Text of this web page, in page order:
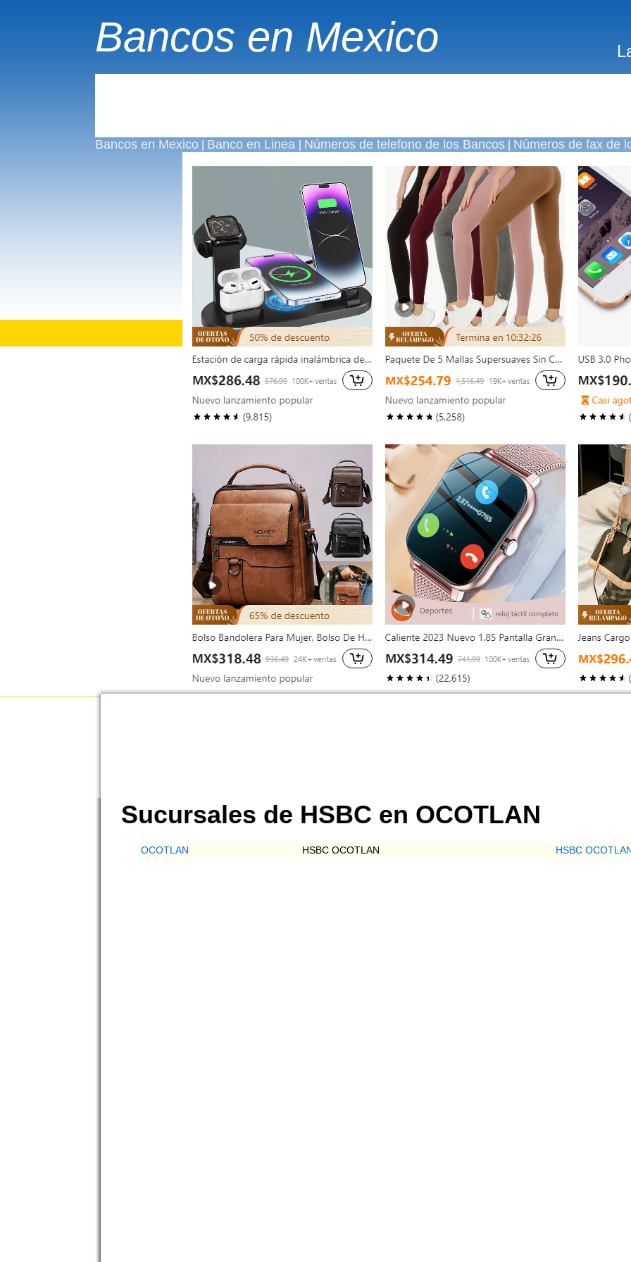
Bancos en Mexico
Bancos en Mexico| Banco en Linea Números de telefono de los Bancos| Números de fax de
Sucursales de HSBC en OCOTLAN
OCOTLAN HSBC OCOTLAN HSBC